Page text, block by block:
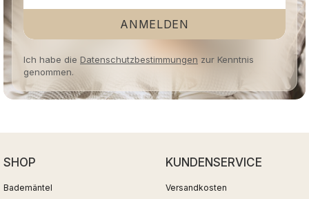
ANMELDEN
Ich habe die Datenschutzbestimmungen zur Kenntnis
genommen.
SHOP
Bademäntel
KUNDENSERVICE
Versandkosten